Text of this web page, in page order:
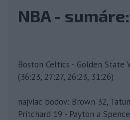
NBA - sumáre:
Boston Celtics - Golden State
(36:23, 27:27, 26:23, 31:26)
najviac bodov: Brown 32,
Pritchard 19 - Payton a